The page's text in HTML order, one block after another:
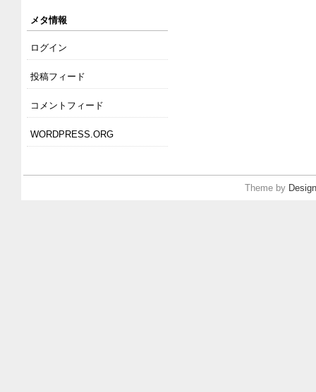
メタ情報
ログイン
投稿フィード
コメントフィード
WORDPRESS.ORG
Theme by